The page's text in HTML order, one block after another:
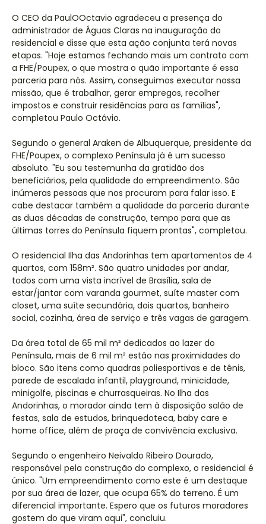
O CEO da PaulOOctavio agradeceu a presença do
administrador de Águas Claras na inauguração do
residencial e disse que esta ação conjunta terá novas
etapas. "Hoje estamos fechando mais um contrato com
a FHE/Poupex, o que mostra o quão importante é essa
parceria para nós. Assim, conseguimos executar nossa
missão, que é trabalhar, gerar empregos, recolher
impostos e construir residências para as famílias",
completou Paulo Octávio.
Segundo o general Araken de Albuquerque, presidente da
FHE/Poupex, o complexo Península já é um sucesso
absoluto. "Eu sou testemunha da gratidão dos
beneficiários, pela qualidade do empreendimento. São
inúmeras pessoas que nos procuram para falar isso. E
cabe destacar também a qualidade da parceria durante
as duas décadas de construção, tempo para que as
últimas torres do Península fiquem prontas", completou.
O residencial Ilha das Andorinhas tem apartamentos de 4
quartos, com 158m². São quatro unidades por andar,
todos com uma vista incrível de Brasília, sala de
estar/jantar com varanda gourmet, suíte master com
closet, uma suíte secundária, dois quartos, banheiro
social, cozinha, área de serviço e três vagas de garagem.
Da área total de 65 mil m² dedicados ao lazer do
Península, mais de 6 mil m² estão nas proximidades do
bloco. São itens como quadras poliesportivas e de tênis,
parede de escalada infantil, playground, minicidade,
minigolfe, piscinas e churrasqueiras. No Ilha das
Andorinhas, o morador ainda tem à disposição salão de
festas, sala de estudos, brinquedoteca, baby care e
home office, além de praça de convivência exclusiva.
Segundo o engenheiro Neivaldo Ribeiro Dourado,
responsável pela construção do complexo, o residencial é
único. "Um empreendimento como este é um destaque
por sua área de lazer, que ocupa 65% do terreno. É um
diferencial importante. Espero que os futuros moradores
gostem do que viram aqui", concluiu.